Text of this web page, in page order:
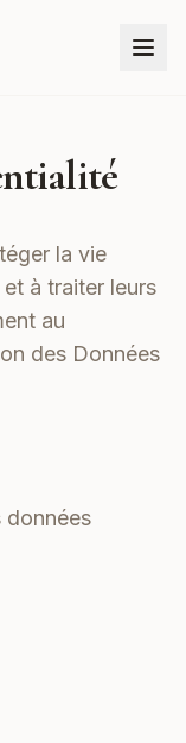
la vie
à traiter leurs
au
des Données
données